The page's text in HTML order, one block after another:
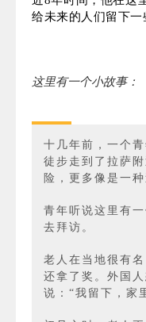
02
留住那些正在遗失
就像城市里，人们
些东西在悄然消逝
给未来的人们留下
这里有一个小故事：